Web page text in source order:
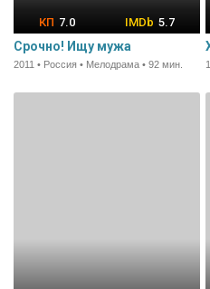
7.0 5.7
Срочно! Ищу мужа
2011 • Россия • Мелодрама • 92 мин.